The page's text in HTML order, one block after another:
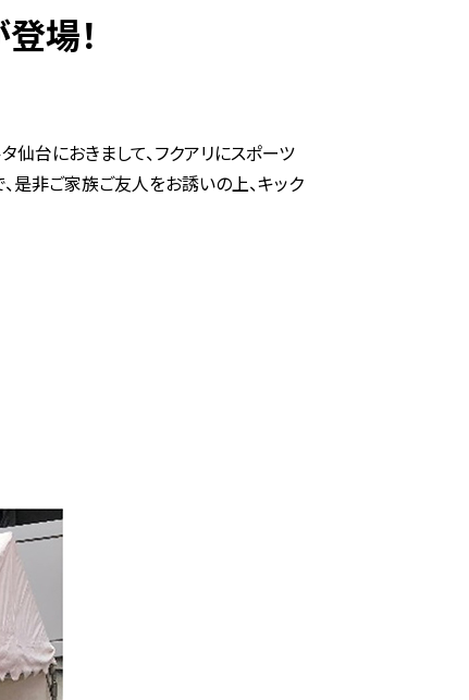
場！
台におきまして、フクアリにスポーツ
是非ご家族ご友人をお誘いの上、キック